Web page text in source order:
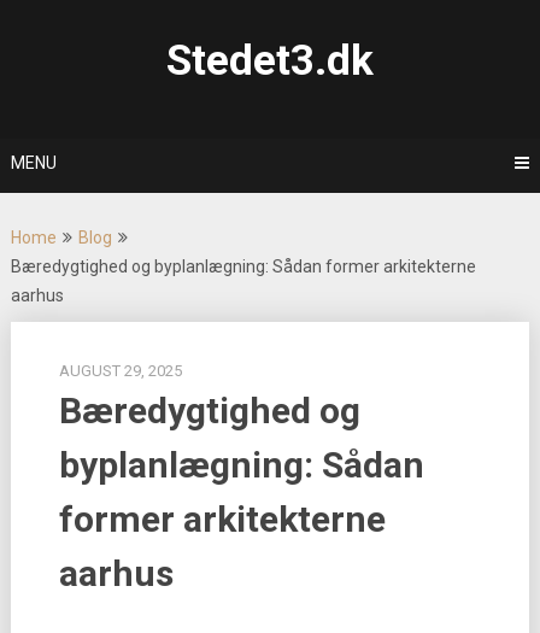
Stedet3.dk
MENU
Home
Blog
Bæredygtighed og byplanlægning: Sådan former arkitekterne
aarhus
AUGUST 29, 2025
Bæredygtighed og
byplanlægning: Sådan
former arkitekterne
aarhus